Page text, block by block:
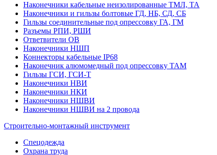
Наконечники кабельные неизолированные ТМЛ, ТА
Наконечники и гильзы болтовые ГД, НБ, СД, СБ
Гильзы соединительные под опрессовку ГА, ГМ
Разъемы РПИ, РШИ
Ответвители ОВ
Наконечники НШП
Коннекторы кабельные IP68
Наконечник алюмомедный под опрессовку ТАМ
Гильзы ГСИ, ГСИ-Т
Наконечники НВИ
Наконечники НКИ
Наконечники НШВИ
Наконечники НШВИ на 2 провода
Строительно-монтажный инструмент
Спецодежда
Охрана труда